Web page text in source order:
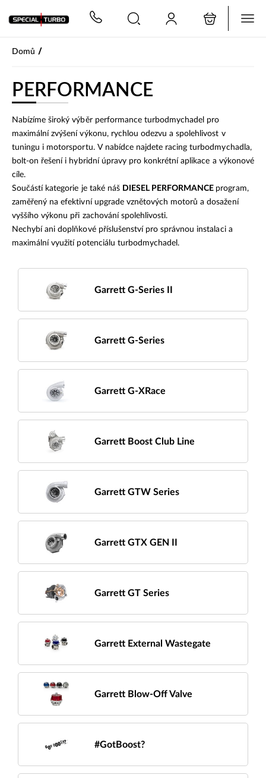
Domů /
PERFORMANCE
Nabízíme široký výběr performance turbodmychadel pro
maximální zvýšení výkonu, rychlou odezvu a spolehlivost v
tuningu i motorsportu. V nabídce najdete racing turbodmychadla,
bolt-on řešení i hybridní úpravy pro konkrétní aplikace a výkonové
cíle.
Součástí kategorie je také náš DIESEL PERFORMANCE program,
zaměřený na efektivní upgrade vznětových motorů a dosažení
vyššího výkonu při zachování spolehlivosti.
Nechybí ani doplňkové příslušenství pro správnou instalaci a
maximální využití potenciálu turbodmychadel.
Garrett G-Series II
Garrett G-Series
Garrett G-XRace
Garrett Boost Club Line
Garrett GTW Series
Garrett GTX GEN II
Garrett GT Series
Garrett External Wastegate
Garrett Blow-Off Valve
#GotBoost?